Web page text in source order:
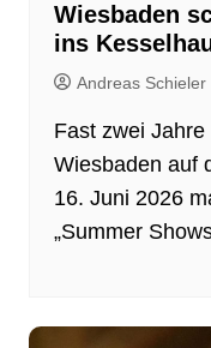
Wiesbaden
ins
Andreas Schieler
Fast zwei
Wiesbaden auf
16. Juni 2026
„Summer